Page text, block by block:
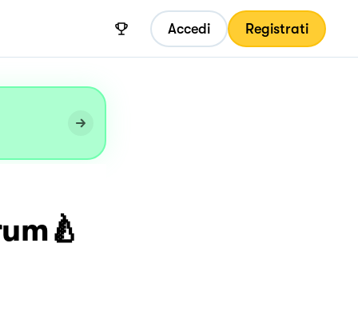
Accedi Registrati